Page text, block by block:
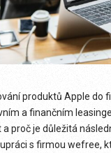
produktů Apple do
a finančním
proč je důležitá
s firmou wefree,